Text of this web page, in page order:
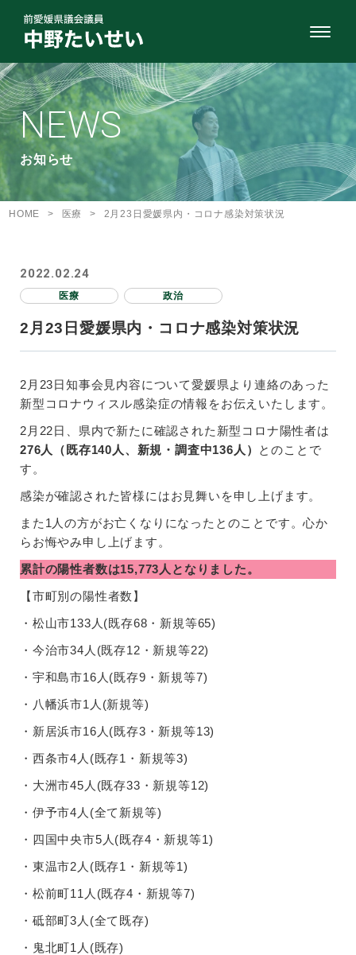
NEWS
お知らせ
HOME > 医療 > 2月23日愛媛県内・コロナ感染対策状況
2022.02.24
医療 政治
2月23日愛媛県内・コロナ感染対策状況
2月23日知事会見内容について愛媛県より連絡のあった
新型コロナウィスル感染症の情報をお伝えいたします。
2月22日、県内で新たに確認された新型コロナ陽性者は
276人（既存140人、新規・調査中136人） とのことで
す。
感染が確認された皆様にはお見舞いを申し上げます。
また1人の方がお亡くなりになったとのことです。心か
らお悔やみ申し上げます。
累計の陽性者数は15,773人となりました。
【市町別の陽性者数】
・松山市133人(既存68・新規等65)
・今治市34人(既存12・新規等22)
・宇和島市16人(既存9・新規等7)
・八幡浜市1人(新規等)
・新居浜市16人(既存3・新規等13)
・西条市4人(既存1・新規等3)
・大洲市45人(既存33・新規等12)
・伊予市4人(全て新規等)
・四国中央市5人(既存4・新規等1)
・東温市2人(既存1・新規等1)
・松前町11人(既存4・新規等7)
・砥部町3人(全て既存)
・鬼北町1人(既存)